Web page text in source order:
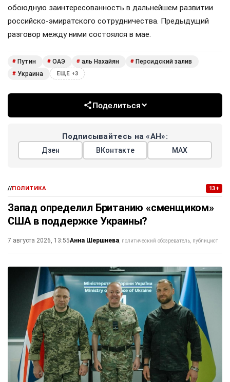
обоюдную заинтересованность в дальнейшем развитии
российско-эмиратского сотрудничества. Предыдущий
разговор между ними состоялся в мае.
# Путин # ОАЭ # аль Нахайян # Персидский залив
# Украина ЕЩЕ +3
Поделиться
Подписывайтесь на «АН»:
Дзен ВКонтакте МАХ
//ПОЛИТИКА 13+
Запад определил Британию «сменщиком»
США в поддержке Украины?
7 августа 2026, 13:55Анна Шершнева политический обозреватель, публицист